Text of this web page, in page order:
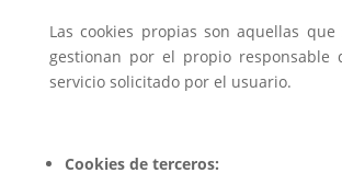
Las cookies propias son aquellas
gestionan por el propio responsable
servicio solicitado por el usuario.
Cookies de terceros: